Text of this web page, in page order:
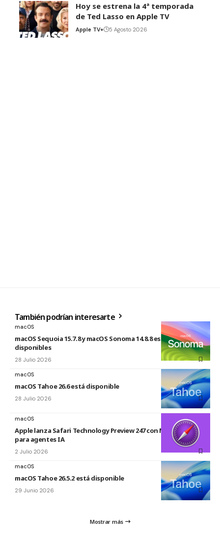
Hoy se estrena la 4ª temporada
de Ted Lasso en Apple TV
Apple TV+ 5 Agosto 2026
También podrían interesarte
macOS
macOS Sequoia 15.7.8 y macOS Sonoma 14.8.8 están
disponibles
28 Julio 2026
macOS
macOS Tahoe 26.6 está disponible
28 Julio 2026
macOS
Apple lanza Safari Technology Preview 247 con MCP Server
para agentes IA
2 Julio 2026
macOS
macOS Tahoe 26.5.2 está disponible
29 Junio 2026
Mostrar más